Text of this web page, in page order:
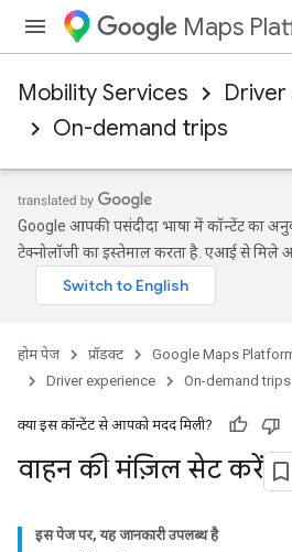
Maps
Mobility Services
On-demand trips
Google आपकी पसंदीदा भाषा में कॉन्टेंट का
टेक्नोलॉजी का इस्तेमाल करता है. एआई से मिले
होम पेज प्रॉडक्ट Google Maps
Driver experience
On-demand trips
क्या इस कॉन्टेंट से आपको मदद मिली?
वाहन की मंज़िल सेट करें
इस पेज पर, यह जानकारी उपलब्ध है